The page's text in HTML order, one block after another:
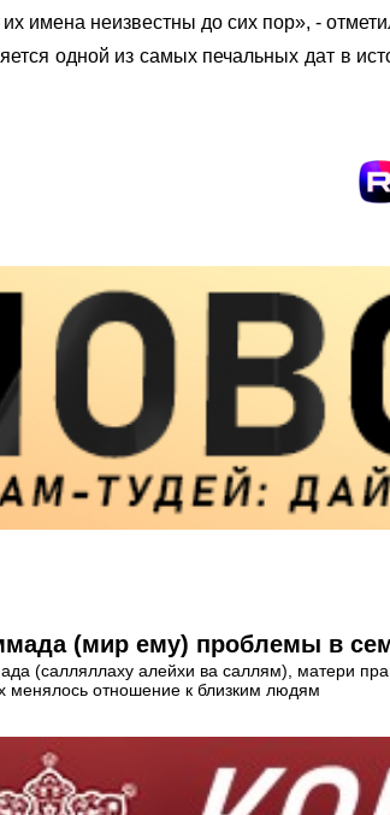
имена неизвестны до сих пор», -
одной из самых печальных дат в
(мир ему) проблемы в
(салляллаху алейхи ва саллям), матери
менялось отношение к близким людям